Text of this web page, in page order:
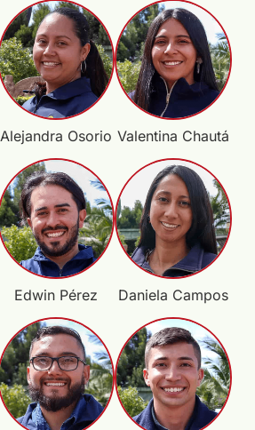
Alejandra Osorio Valentina Chautá
Edwin Pérez Daniela Campos